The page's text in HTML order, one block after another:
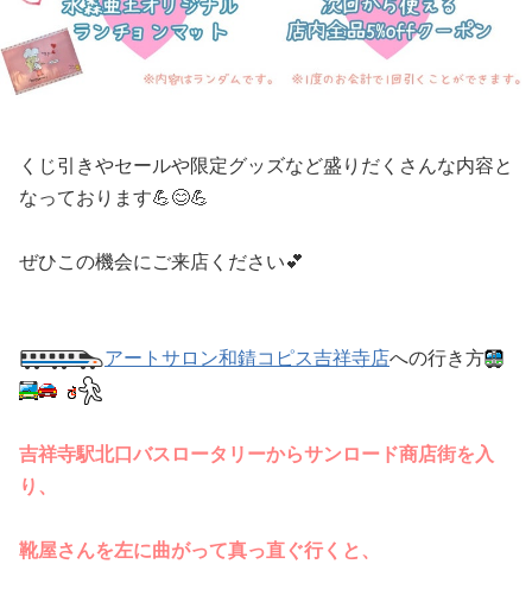
くじ引きやセールや限定グッズなど盛りだくさんな内容と
なっております💪😊💪
ぜひこの機会にご来店ください💕
アートサロン和錆コピス吉祥寺店への行き方
吉祥寺駅北口バスロータリーからサンロード商店街を入
り、
靴屋さんを左に曲がって真っ直ぐ行くと、